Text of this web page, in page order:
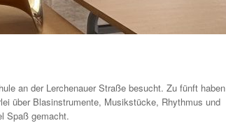
an der Lerchenauer Straße besucht. Zu fünft haben
über Blasinstrumente, Musikstücke, Rhythmus und
Spaß gemacht.